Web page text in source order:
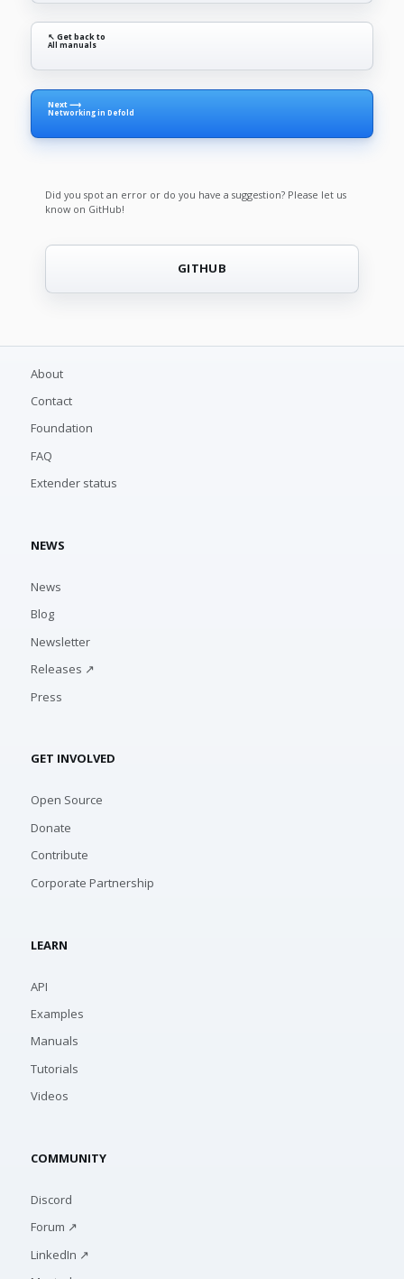
↖ Get back to
All manuals
Next ⟶
Networking in Defold
Did you spot an error or do you have a suggestion? Please let us
know on GitHub!
GITHUB
About
Contact
Foundation
FAQ
Extender status
NEWS
News
Blog
Newsletter
Releases ↗
Press
GET INVOLVED
Open Source
Donate
Contribute
Corporate Partnership
LEARN
API
Examples
Manuals
Tutorials
Videos
COMMUNITY
Discord
Forum ↗
LinkedIn ↗